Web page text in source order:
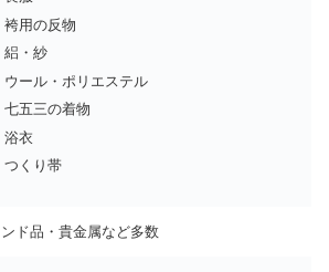
袴用の反物
絽・紗
ウール・ポリエステル
七五三の着物
浴衣
つくり帯
ド品・貴金属など多数